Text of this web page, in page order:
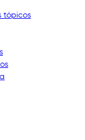
tópicos